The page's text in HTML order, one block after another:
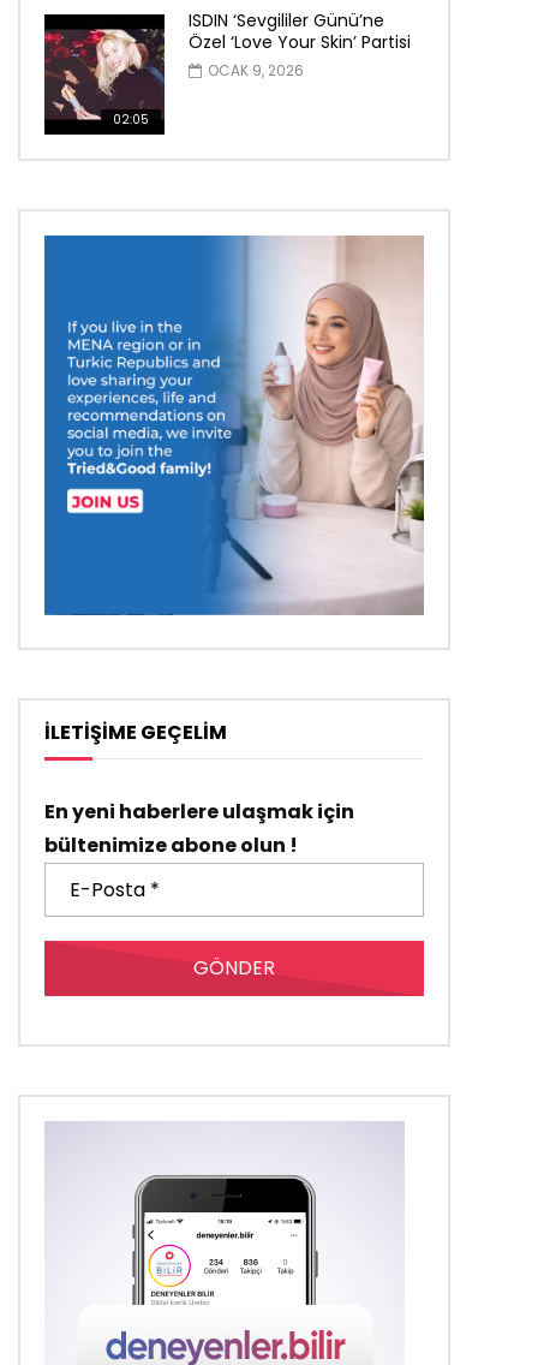
02:05
ISDIN ‘Sevgililer Günü’ne
Özel ‘Love Your Skin’ Partisi
OCAK 9, 2026
İLETİŞİME GEÇELİM
En yeni haberlere ulaşmak için
bültenimize abone olun !
Posta
*